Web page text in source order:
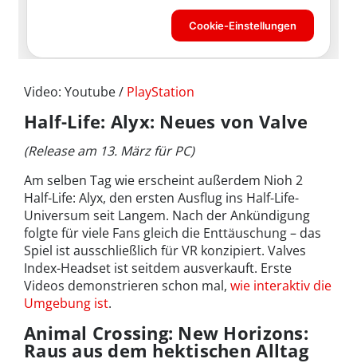
Video: Youtube / PlayStation
Half-Life: Alyx: Neues von Valve
(Release am 13. März für PC)
Am selben Tag wie erscheint außerdem Nioh 2
Half-Life: Alyx, den ersten Ausflug ins Half-Life-
Universum seit Langem. Nach der Ankündigung
folgte für viele Fans gleich die Enttäuschung – das
Spiel ist ausschließlich für VR konzipiert. Valves
Index-Headset ist seitdem ausverkauft. Erste
Videos demonstrieren schon mal, wie interaktiv die
Umgebung ist.
Animal Crossing: New Horizons:
Raus aus dem hektischen Alltag